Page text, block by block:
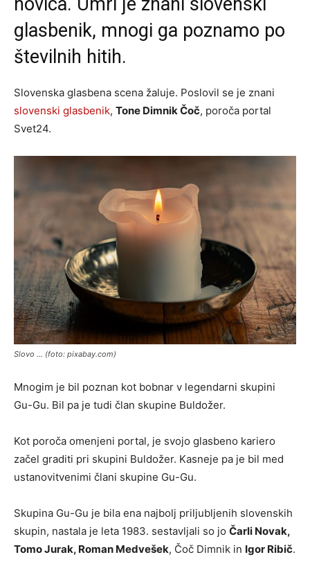
glasbenik, mnogi ga poznamo po
številnih hitih.
Slovenska glasbena scena žaluje. Poslovil se je znani
slovenski glasbenik, Tone Dimnik Čoč, poroča portal
Svet24.
Slovo … (foto: pixabay.com)
Mnogim je bil poznan kot bobnar v legendarni skupini
Gu-Gu. Bil pa je tudi član skupine Buldožer.
Kot poroča omenjeni portal, je svojo glasbeno kariero
začel graditi pri skupini Buldožer. Kasneje pa je bil med
ustanovitvenimi člani skupine Gu-Gu.
Skupina Gu-Gu je bila ena najbolj priljubljenih slovenskih
skupin, nastala je leta 1983. sestavljali so jo Čarli Novak,
Tomo Jurak, Roman Medvešek, Čoč Dimnik in Igor Ribič.